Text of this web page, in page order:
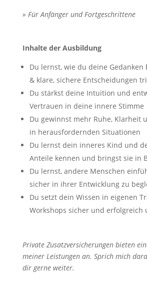
» Für Anfänger und Fortgeschrittene
Inhalte der Ausbildung
Du lernst, wie du deine Gedanken
& klare, sichere Entscheidungen
Du stärkst deine Intuition und
Vertrauen in deine innere Stimme
Du gewinnst mehr Ruhe, Klarheit
in herausfordernden Situationen
Du lernst dein inneres Kind und
Anteile kennen und bringst sie in
Du lernst, andere Menschen
sicher in ihrer Entwicklung zu
Du setzt dein Wissen in eigenen
Workshops sicher und erfolgreich
Private Zusatzversicherungen bieten
meiner Leistungen an. Sprich mich
dir gerne weiter.